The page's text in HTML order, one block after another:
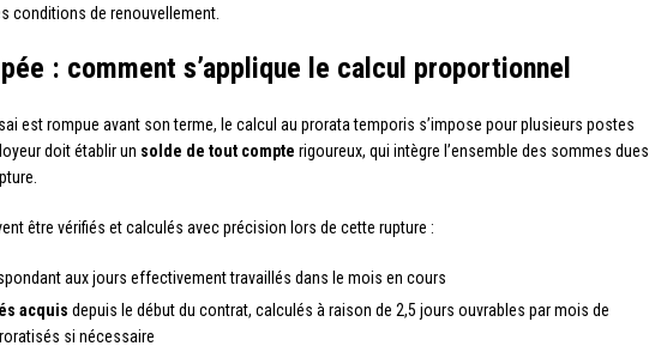
conditions de renouvellement.
: comment s’applique le calcul proportionnel
est rompue avant son terme, le calcul au prorata temporis s’impose pour plusieurs postes
doit établir un solde de tout compte rigoureux, qui intègre l’ensemble des sommes dues
être vérifiés et calculés avec précision lors de cette rupture :
aux jours effectivement travaillés dans le mois en cours
acquis depuis le début du contrat, calculés à raison de 2,5 jours ouvrables par mois de
si nécessaire